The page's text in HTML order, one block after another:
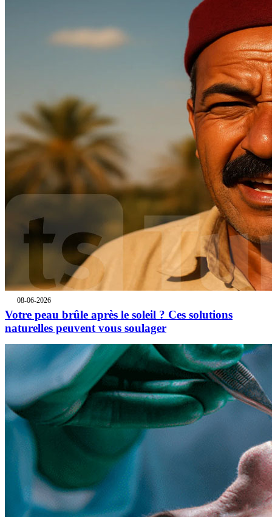
08-06-2026
Votre peau brûle après le soleil ? Ces solutions
naturelles peuvent vous soulager